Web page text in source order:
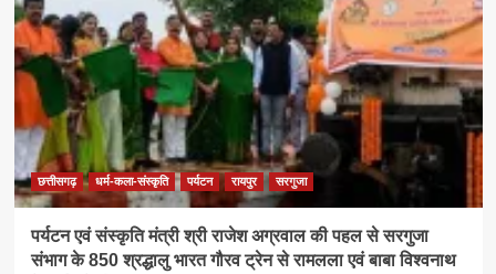
सामाजिक
विकास
की
बड़ी
शक्ति
राजेश
अग्रवाल
छत्तीसगढ़ धर्म-कला-संस्कृति पर्यटन रायपुर सरगुजा
पर्यटन एवं संस्कृति मंत्री श्री राजेश अग्रवाल की पहल से सरगुजा
संभाग के 850 श्रद्धालु भारत गौरव ट्रेन से रामलला एवं बाबा विश्वनाथ